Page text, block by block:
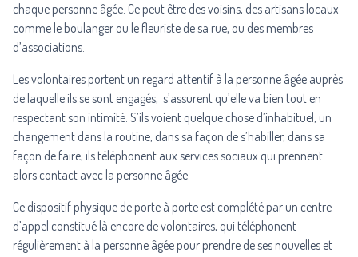
chaque personne âgée. Ce peut être des voisins, des artisans locaux
comme le boulanger ou le fleuriste de sa rue, ou des membres
d’associations.
Les volontaires portent un regard attentif à la personne âgée auprès
de laquelle ils se sont engagés, s’assurent qu’elle va bien tout en
respectant son intimité. S’ils voient quelque chose d’inhabituel, un
changement dans la routine, dans sa façon de s’habiller, dans sa
façon de faire, ils téléphonent aux services sociaux qui prennent
alors contact avec la personne âgée.
Ce dispositif physique de porte à porte est complété par un centre
d’appel constitué là encore de volontaires, qui téléphonent
régulièrement à la personne âgée pour prendre de ses nouvelles et